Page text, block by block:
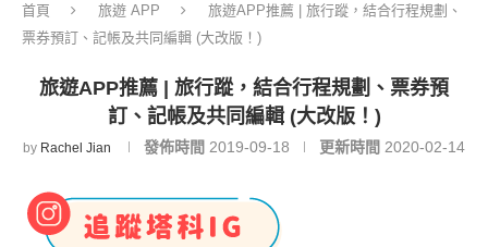
首頁 旅遊 APP
旅遊APP推薦 | 旅行蹤，結合行程規劃、
票券預訂、記帳及共同編輯 (大改版！)
旅遊APP推薦 | 旅行蹤，結合行程規劃、票券預
訂、記帳及共同編輯 (大改版！)
by Rachel Jian 發佈時間 2019-09-18 更新時間 2020-02-14